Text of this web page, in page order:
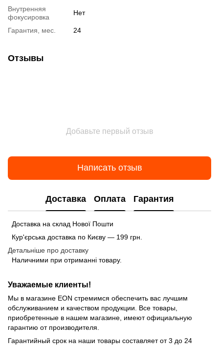
Внутренняя
фокусировка
Нет
Гарантия, мес. 24
Отзывы
Добавьте первый отзыв
Написать отзыв
Доставка Оплата Гарантия
Доставка на склад Нової Пошти
Кур'єрська доставка по Києву — 199 грн.
Детальніше про доставку
Наличними при отриманні товару.
Уважаемые клиенты!
Мы в магазине EON стремимся обеспечить вас лучшим
обслуживанием и качеством продукции. Все товары,
приобретенные в нашем магазине, имеют официальную
гарантию от производителя.
Гарантийный срок на наши товары составляет от 3 до 24